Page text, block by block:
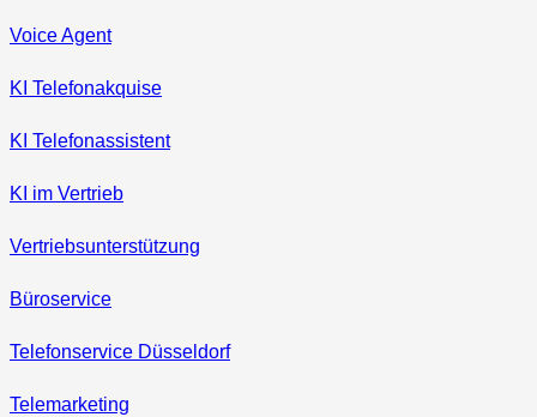
Voice Agent
KI Telefonakquise
KI Telefonassistent
KI im Vertrieb
Vertriebsunterstützung
Büroservice
Telefonservice Düsseldorf
Telemarketing